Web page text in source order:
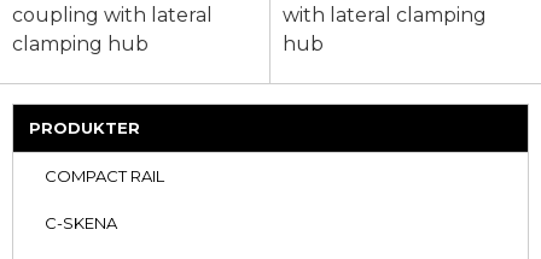
PRODUKTER
COMPACT RAIL
C-SKENA
coupling with lateral
clamping hub
with lateral clamping
hub